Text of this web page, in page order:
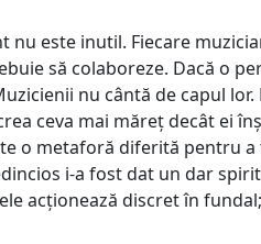
este inutil. Fiecare
să colaboreze. Dacă o
nu cântă de capul lor.
ceva mai măreț decât ei
o metaforă diferită pentru a
i-a fost dat un dar
acționează discret în